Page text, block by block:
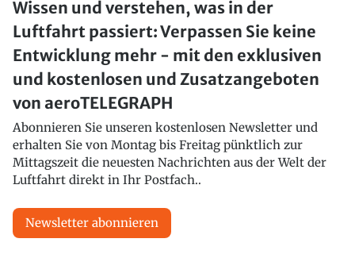
Wissen und verstehen, was in der
Luftfahrt passiert: Verpassen Sie keine
Entwicklung mehr - mit den exklusiven
und kostenlosen und Zusatzangeboten
von aeroTELEGRAPH
Abonnieren Sie unseren kostenlosen Newsletter und
erhalten Sie von Montag bis Freitag pünktlich zur
Mittagszeit die neuesten Nachrichten aus der Welt der
Luftfahrt direkt in Ihr Postfach..
Newsletter abonnieren